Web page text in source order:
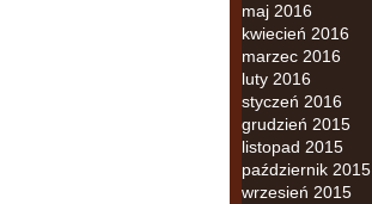
maj 2016
kwiecień 2016
marzec 2016
luty 2016
styczeń 2016
grudzień 2015
listopad 2015
październik 2015
wrzesień 2015